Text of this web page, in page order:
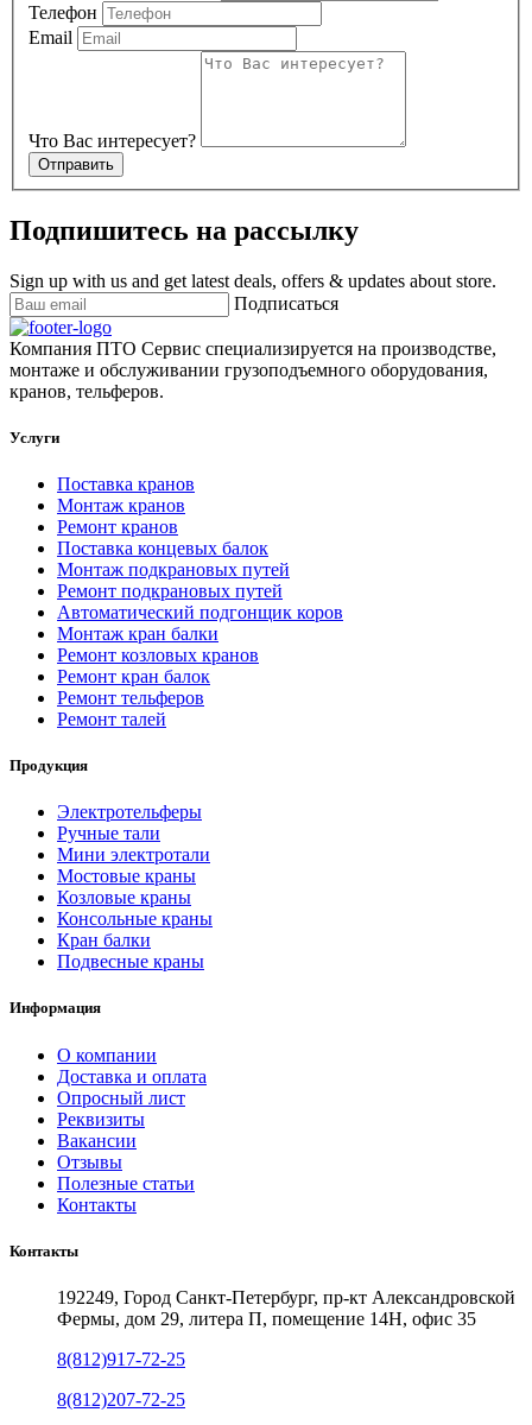
Телефон
Email
Что Вас интересует?
Отправить
Подпишитесь на рассылку
Sign up with us and get latest deals, offers & updates about store.
Подписаться
Компания ПТО Сервис специализируется на производстве,
монтаже и обслуживании грузоподъемного оборудования,
кранов, тельферов.
Услуги
Поставка кранов
Монтаж кранов
Ремонт кранов
Поставка концевых балок
Монтаж подкрановых путей
Ремонт подкрановых путей
Автоматический подгонщик коров
Монтаж кран балки
Ремонт козловых кранов
Ремонт кран балок
Ремонт тельферов
Ремонт талей
Продукция
Электротельферы
Ручные тали
Мини электротали
Мостовые краны
Козловые краны
Консольные краны
Кран балки
Подвесные краны
Информация
О компании
Доставка и оплата
Опросный лист
Реквизиты
Вакансии
Отзывы
Полезные статьи
Контакты
Контакты
192249, Город Санкт-Петербург, пр-кт Александровской
Фермы, дом 29, литера П, помещение 14Н, офис 35
8(812)917-72-25
8(812)207-72-25